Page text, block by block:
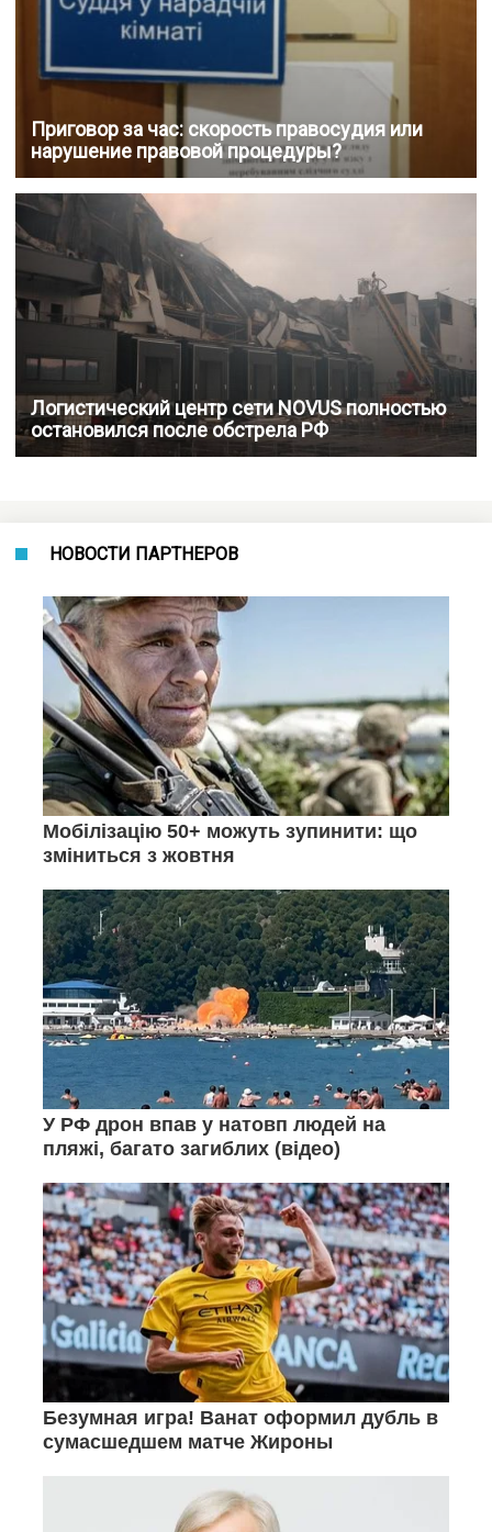
Приговор за час: скорость правосудия или
нарушение правовой процедуры?
Логистический центр сети NOVUS полностью
остановился после обстрела РФ
НОВОСТИ ПАРТНЕРОВ